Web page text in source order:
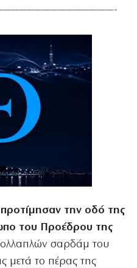
προτίμησαν την οδό της
του Προέδρου της
σαρδάμ του
μετά το πέρας της